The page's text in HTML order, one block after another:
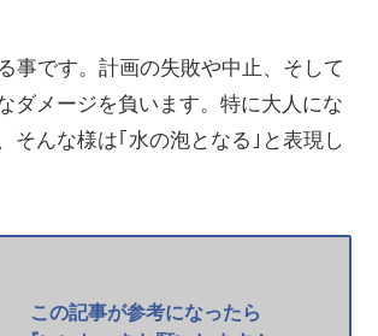
事です。計画の失敗や中止、そして
ダメージを負います。特に大人にな
そんな様は｢水の泡となる｣と表現し
この記事が参考になったら